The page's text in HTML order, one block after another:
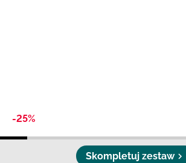
-25%
Skompletuj zestaw